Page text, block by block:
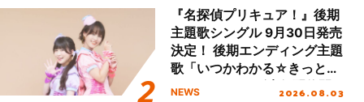
ート!!
『名探偵プリキュア！』後期
主題歌シングル 9月30日発売
決定！ 後期エンディング主題
歌「いつかわかる☆きっとあ
える」TVサイズ先行配信開
NEWS 2026.08.03